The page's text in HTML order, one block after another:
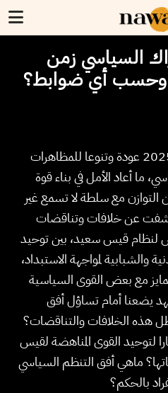
السياسي زمن
وحسب أي ضوابط؟
شهدت الأشهر الاخيرة لسنة 2025 عودة وتنوعا للمظاهرات
ما أعاد الأمل في بناء قوة
التوازن مع سلطة لا تسمع غير
عن خلافات وتناقضات
لنظام قيس سعيد، بين توحيد
والشبابية لمواجهة الاستبداد،
مع بعض القوى السياسية
يضعنا أمام تساؤل أفق
هذه الخلافات والتناقضات؟
لتوحيد القوى المناهضة لقيس
ماهي أفق التنظم السياسي
بالحكم؟